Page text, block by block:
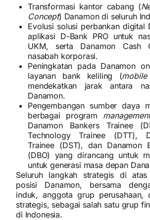
Transformasi kantor cabang (
Concept) Danamon di seluruh
Evolusi solusi perbankan digital
aplikasi D-Bank PRO untuk
UKM, serta Danamon Cash
nasabah korporasi.
Peningkatan pada Danamon
layanan bank keliling (
mendekatkan jarak antara
Danamon.
Pengembangan sumber daya
berbagai program
Danamon Bankers Trainee
Technology Trainee (DTT),
Trainee (DST), dan Danamon
(DBO) yang dirancang untuk
untuk generasi masa depan
Seluruh langkah strategis di atas
posisi Danamon, bersama
induk, anggota grup perusahaan,
strategis, sebagai salah satu grup
di Indonesia.